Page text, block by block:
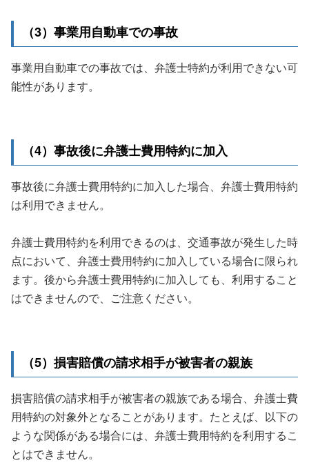
（3）事業用自動車での事故
事業用自動車での事故では、弁護士特約が利用できない可
能性があります。
（4）事故後に弁護士費用特約に加入
事故後に弁護士費用特約に加入した場合、弁護士費用特約
は利用できません。
弁護士費用特約を利用できるのは、交通事故が発生した時
点において、弁護士費用特約に加入している場合に限られ
ます。後から弁護士費用特約に加入しても、利用すること
はできませんので、ご注意ください。
（5）損害賠償の請求相手が被害者の親族
損害賠償の請求相手が被害者の親族である場合、弁護士費
用特約の対象外となることがあります。たとえば、以下の
ような関係がある場合には、弁護士費用特約を利用するこ
とはできません。